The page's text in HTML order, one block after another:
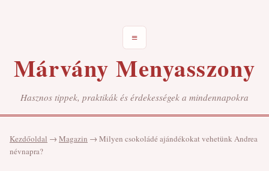
≡
Márvány Menyasszony
Hasznos tippek, praktikák és érdekességek a mindennapokra
Kezdőoldal → Magazin → Milyen csokoládé ajándékokat vehetünk Andrea
névnapra?